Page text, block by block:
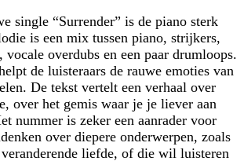
single “Surrender” is de piano sterk
is een mix tussen piano, strijkers,
vocale overdubs en een paar drumloops.
de luisteraars de rauwe emoties van
De tekst vertelt een verhaal over
over het gemis waar je je liever aan
nummer is zeker een aanrader voor
over diepere onderwerpen, zoals
liefde, of die wil luisteren